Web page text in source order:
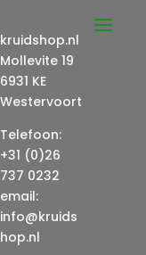
kruidshop.nl
Mollevite 19
6931 KE
Westervoort
Telefoon:
+31 (0)26
737 0232
email:
info@kruids
hop.nl